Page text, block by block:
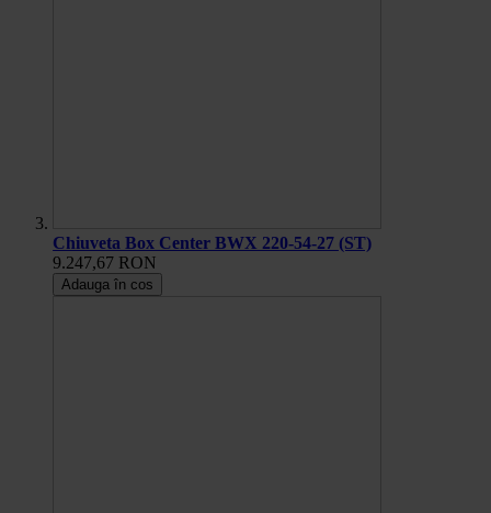
Chiuveta Box Center BWX 220-54-27 (ST)
9.247,67 RON
Adauga în cos